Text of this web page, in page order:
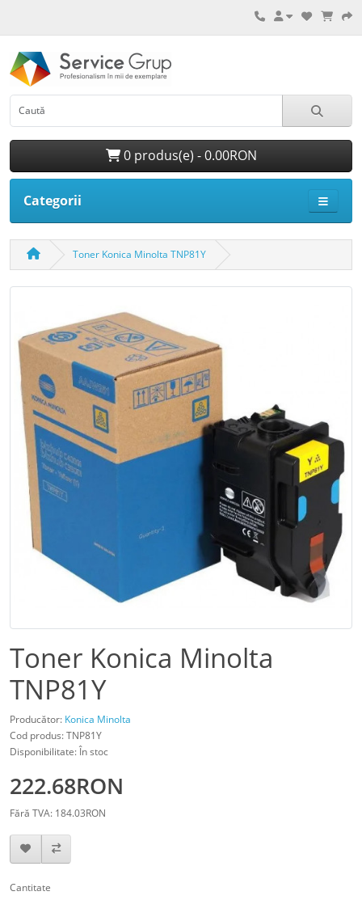
0 produs(e) - 0.00RON
Categorii
Toner Konica Minolta TNP81Y
Toner Konica Minolta
TNP81Y
Producător: Konica Minolta
Cod produs: TNP81Y
Disponibilitate: În stoc
222.68RON
Fără TVA: 184.03RON
Cantitate